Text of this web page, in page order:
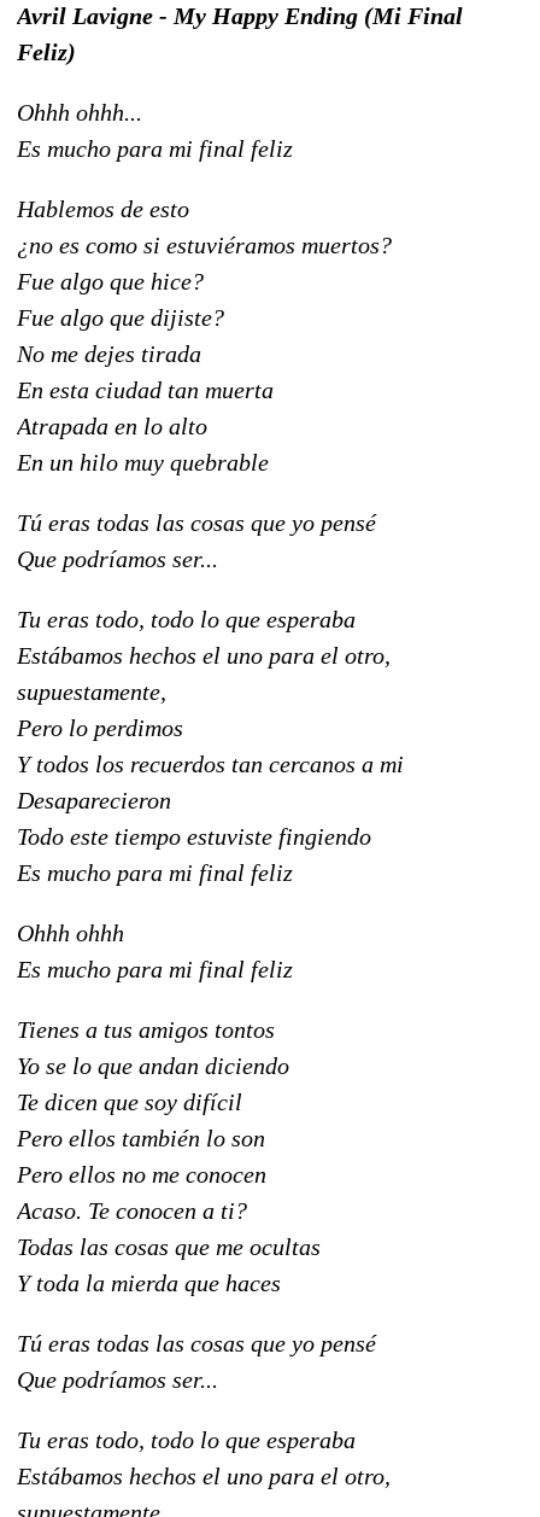
Avril Lavigne - My Happy Ending (Mi Final
Feliz)
Ohhh ohhh...
Es mucho para mi final feliz
Hablemos de esto
¿no es como si estuviéramos muertos?
Fue algo que hice?
Fue algo que dijiste?
No me dejes tirada
En esta ciudad tan muerta
Atrapada en lo alto
En un hilo muy quebrable
Tú eras todas las cosas que yo pensé
Que podríamos ser...
Tu eras todo, todo lo que esperaba
Estábamos hechos el uno para el otro,
supuestamente,
Pero lo perdimos
Y todos los recuerdos tan cercanos a mi
Desaparecieron
Todo este tiempo estuviste fingiendo
Es mucho para mi final feliz
Ohhh ohhh
Es mucho para mi final feliz
Tienes a tus amigos tontos
Yo se lo que andan diciendo
Te dicen que soy difícil
Pero ellos también lo son
Pero ellos no me conocen
Acaso. Te conocen a ti?
Todas las cosas que me ocultas
Y toda la mierda que haces
Tú eras todas las cosas que yo pensé
Que podríamos ser...
Tu eras todo, todo lo que esperaba
Estábamos hechos el uno para el otro,